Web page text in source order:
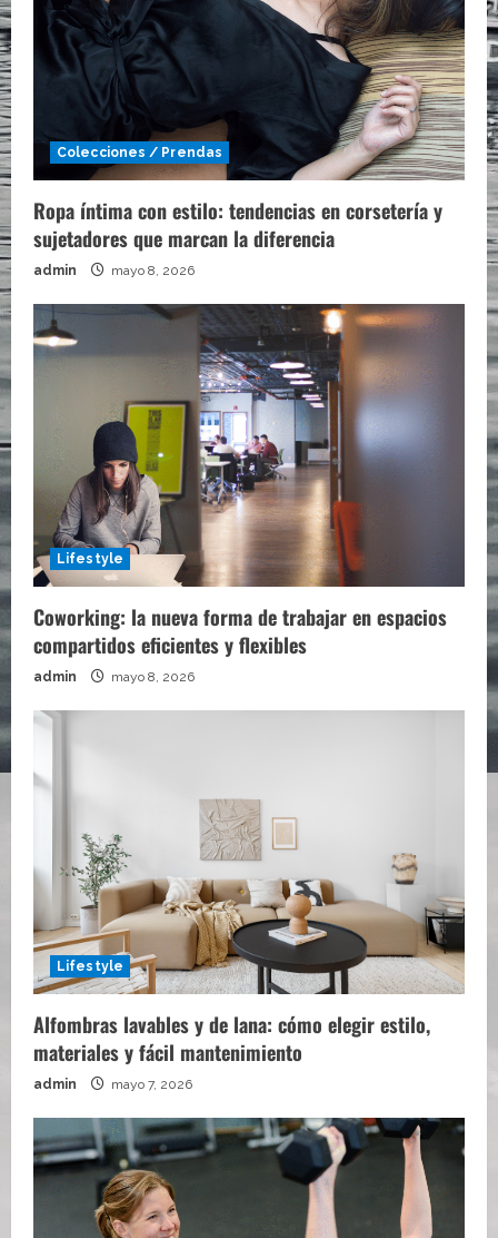
Colecciones / Prendas
Ropa íntima con estilo: tendencias en corsetería y
sujetadores que marcan la diferencia
admin mayo 8, 2026
Lifestyle
Coworking: la nueva forma de trabajar en espacios
compartidos eficientes y flexibles
admin mayo 8, 2026
Lifestyle
Alfombras lavables y de lana: cómo elegir estilo,
materiales y fácil mantenimiento
admin mayo 7, 2026